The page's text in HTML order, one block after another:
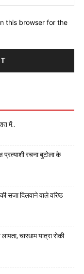
this browser for the
में..
प्रत्याशी रचना बुटोला के
सजा दिलवाने वाले वरिष्ठ
चारधाम यात्रा रोकी